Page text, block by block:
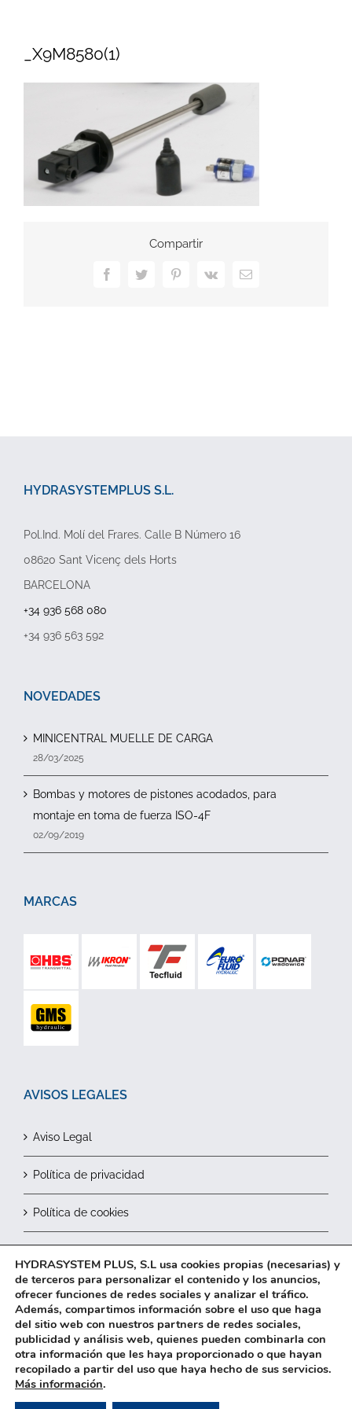
_X9M8580(1)
Compartir
FacebookTwitterPinterest
Vk
Correo
HYDRASYSTEMPLUS S.L.
Pol.Ind. Molí del Frares. Calle B Número 16
08620 Sant Vicenç dels Horts
BARCELONA
+34 936 568 080
+34 936 563 592
NOVEDADES
MINICENTRAL MUELLE DE CARGA
28/03/2025
Bombas y motores de pistones acodados, para
montaje en toma de fuerza ISO-4F
02/09/2019
MARCAS
AVISOS LEGALES
Aviso Legal
Política de privacidad
Política de cookies
2026© HYDRASYSTEM Plus, S.L.
HYDRASYSTEM PLUS, S.L usa cookies propias (necesarias) y
de terceros para personalizar el contenido y los anuncios,
ofrecer funciones de redes sociales y analizar el tráfico.
Además, compartimos información sobre el uso que haga
del sitio web con nuestros partners de redes sociales,
publicidad y análisis web, quienes pueden combinarla con
otra información que les haya proporcionado o que hayan
recopilado a partir del uso que haya hecho de sus servicios.
Más información.